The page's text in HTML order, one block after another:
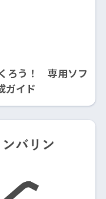
ろう！ 専用ソフ
ガイド